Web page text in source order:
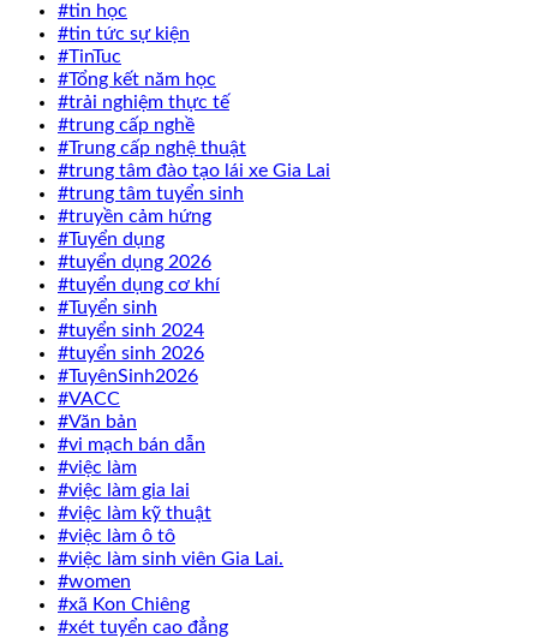
#tin học
#tin tức sự kiện
#TinTuc
#Tổng kết năm học
#trải nghiệm thực tế
#trung cấp nghề
#Trung cấp nghệ thuật
#trung tâm đào tạo lái xe Gia Lai
#trung tâm tuyển sinh
#truyền cảm hứng
#Tuyển dụng
#tuyển dụng 2026
#tuyển dụng cơ khí
#Tuyển sinh
#tuyển sinh 2024
#tuyển sinh 2026
#TuyênSinh2026
#VACC
#Văn bản
#vi mạch bán dẫn
#việc làm
#việc làm gia lai
#việc làm kỹ thuật
#việc làm ô tô
#việc làm sinh viên Gia Lai.
#women
#xã Kon Chiêng
#xét tuyển cao đẳng